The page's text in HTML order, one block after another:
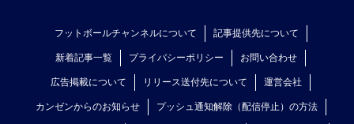
フットボールチャンネルについて 記事提供先について
新着記事一覧 プライバシーポリシー お問い合わせ
広告掲載について リリース送付先について 運営会社
カンゼンからのお知らせ プッシュ通知解除（配信停止）の方法